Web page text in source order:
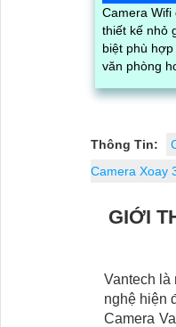
Camera Wifi
thiết kế nhỏ
biệt phù hợp
văn phòng
và mic, đèn
Thông Tin:
Camera Xoay
GIỚI
Vantech là
nghệ hiện
Camera